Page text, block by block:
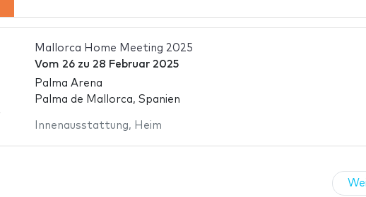
Mallorca Home Meeting 2025
Vom 26zu 28 Februar 2025
Palma Arena
Palma de Mallorca, Spanien
Innenausstattung, Heim